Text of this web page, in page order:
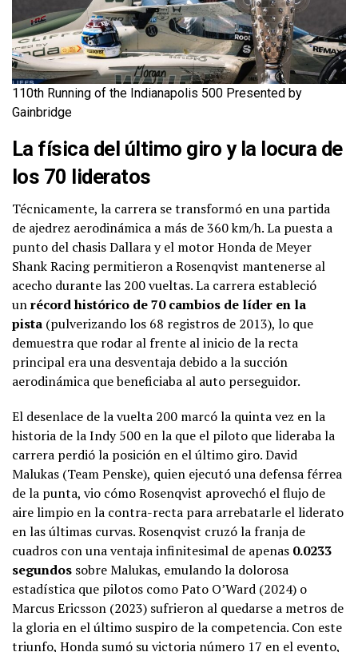
110th Running of the Indianapolis 500 Presented by
Gainbridge
La física del último giro y la locura de
los 70 lideratos
Técnicamente, la carrera se transformó en una partida
de ajedrez aerodinámica a más de 360 km/h. La puesta a
punto del chasis Dallara y el motor Honda de Meyer
Shank Racing permitieron a Rosenqvist mantenerse al
acecho durante las 200 vueltas. La carrera estableció
unrécord histórico de 70 cambios de líder en la
pista (pulverizando los 68 registros de 2013), lo que
demuestra que rodar al frente al inicio de la recta
principal era una desventaja debido a la succión
aerodinámica que beneficiaba al auto perseguidor.
El desenlace de la vuelta 200 marcó la quinta vez en la
historia de la Indy 500 en la que el piloto que lideraba la
carrera perdió la posición en el último giro. David
Malukas (Team Penske), quien ejecutó una defensa férrea
de la punta, vio cómo Rosenqvist aprovechó el flujo de
aire limpio en la contra-recta para arrebatarle el liderato
en las últimas curvas. Rosenqvist cruzó la franja de
cuadros con una ventaja infinitesimal de apenas 0.0233
segundos sobre Malukas, emulando la dolorosa
estadística que pilotos como Pato O’Ward (2024) o
Marcus Ericsson (2023) sufrieron al quedarse a metros de
la gloria en el último suspiro de la competencia. Con este
triunfo, Honda sumó su victoria número 17 en el evento,